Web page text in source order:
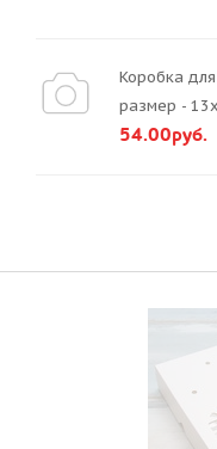
Коробка
размер -
54.00руб.